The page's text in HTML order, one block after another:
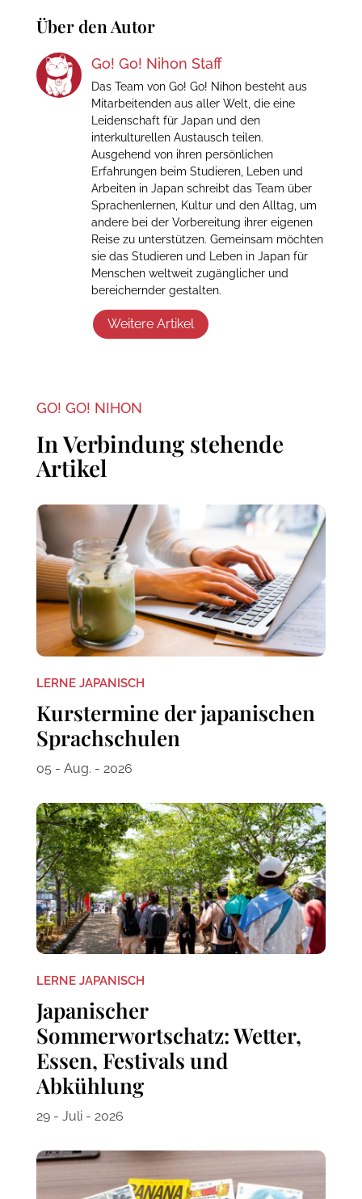
Über den Autor
Go! Go! Nihon Staff
Das Team von Go! Go! Nihon besteht aus
Mitarbeitenden aus aller Welt, die eine
Leidenschaft für Japan und den
interkulturellen Austausch teilen.
Ausgehend von ihren persönlichen
Erfahrungen beim Studieren, Leben und
Arbeiten in Japan schreibt das Team über
Sprachenlernen, Kultur und den Alltag, um
andere bei der Vorbereitung ihrer eigenen
Reise zu unterstützen. Gemeinsam möchten
sie das Studieren und Leben in Japan für
Menschen weltweit zugänglicher und
bereichernder gestalten.
Weitere Artikel
GO! GO! NIHON
In Verbindung stehende
Artikel
LERNE JAPANISCH
Kurstermine der japanischen
Sprachschulen
05 - Aug. - 2026
LERNE JAPANISCH
Japanischer
Sommerwortschatz: Wetter,
Essen, Festivals und
Abkühlung
29 - Juli - 2026